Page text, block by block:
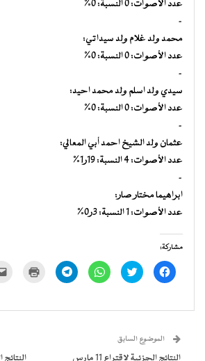
عدد الأصوات: 0 النسبة: 0%
–
محمد ولد غلام ولد سيداتي:
عدد الأصوات: 0 النسبة: 0%
–
سيدي ولد اسلم ولد محمد احيد:
عدد الأصوات: 0 النسبة: 0%
–
عثمان ولد الشيخ احمد أبي المعالي:
عدد الأصوات: 4 النسبة: 19ر1%
–
ابراهيما مختار صار:
عدد الأصوات: 1 النسبة: 3ر0%
مشاركة:
انقر
للمشاركة
في
اضغط
للمشاركة
في
انقر
للمشاركة
في
انقر
للمشاركة
في
للطباعة
جديدة)
الموضوع السابق
النتائج الجزئية لاقتراع 11 مارس